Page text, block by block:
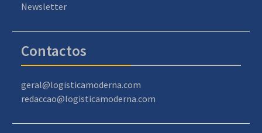
Newsletter
Contactos
geral@logisticamoderna.com
redaccao@logisticamoderna.com